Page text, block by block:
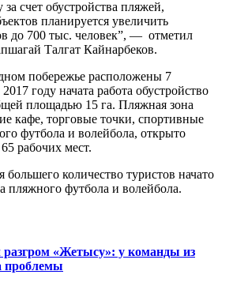
счет обустройства пляжей,
планируется увеличить
до 700 тыс. человек”, — отметил
Талгат Кайнарбеков.
побережье расположены 7
году начата работа обустройство
площадью 15 га. Пляжная зона
кафе, торговые точки, спортивные
футбола и волейбола, открыто
рабочих мест.
количество туристов начато
пляжного футбола и волейбола.
разгром «Жетысу»: у команды из
проблемы